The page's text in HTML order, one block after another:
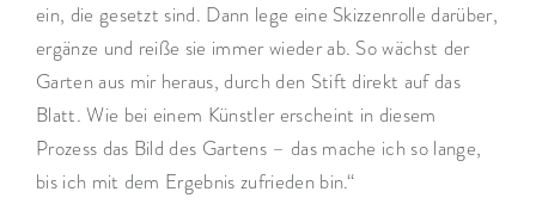
ein, die gesetzt sind. Dann lege eine Skizzenrolle darüber,
ergänze und reiße sie immer wieder ab. So wächst der
Garten aus mir heraus, durch den Stift direkt auf das
Blatt. Wie bei einem Künstler erscheint in diesem
Prozess das Bild des Gartens – das mache ich so lange,
bis ich mit dem Ergebnis zufrieden bin.“